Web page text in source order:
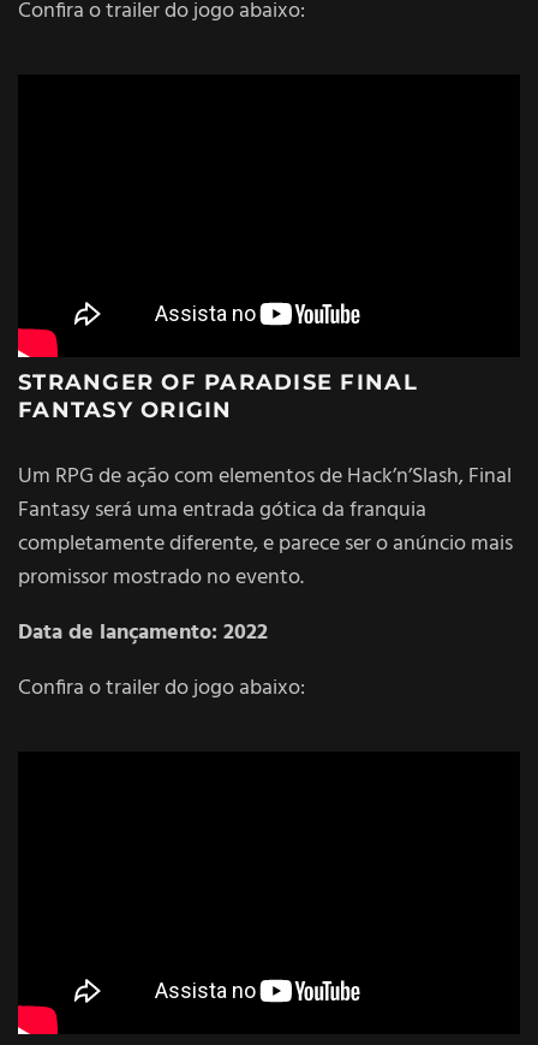
Confira o trailer do jogo abaixo:
STRANGER OF PARADISE FINAL
FANTASY ORIGIN
Um RPG de ação com elementos de Hack’n’Slash, Final
Fantasy será uma entrada gótica da franquia
completamente diferente, e parece ser o anúncio mais
promissor mostrado no evento.
Data de lançamento: 2022
Confira o trailer do jogo abaixo: